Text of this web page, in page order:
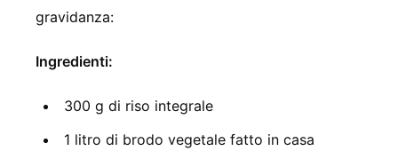
gravidanza:
Ingredienti:
300 g di riso integrale
1 litro di brodo vegetale fatto in casa